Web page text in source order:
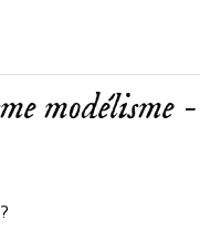
modélisme